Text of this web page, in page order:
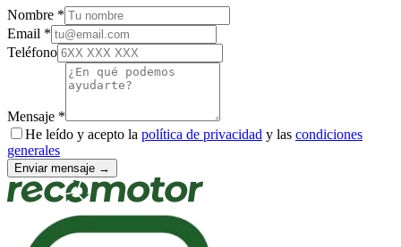
Nombre *
Email *
Teléfono
Mensaje *
He leído y acepto la política de privacidad y las condiciones
generales
Enviar mensaje →